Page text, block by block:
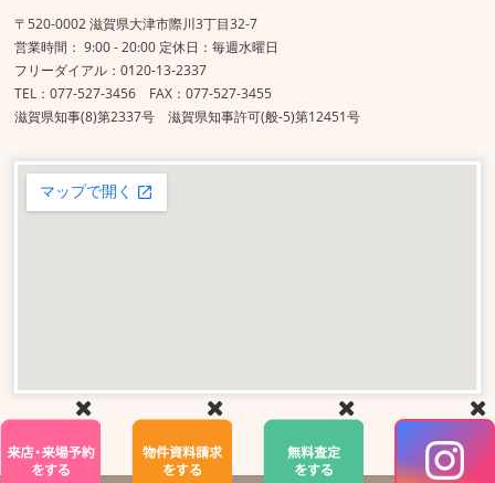
〒520-0002 滋賀県大津市際川3丁目32-7
営業時間： 9:00 - 20:00 定休日：毎週水曜日
フリーダイアル：0120-13-2337
TEL：077-527-3456 FAX：077-527-3455
滋賀県知事(8)第2337号 滋賀県知事許可(般-5)第12451号